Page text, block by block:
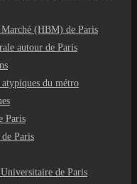
(HBM) de Paris
autour de Paris
atypiques du métro
Paris
Paris
de Paris